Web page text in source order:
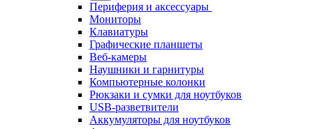
Периферия и аксессуары
Мониторы
Клавиатуры
Графические планшеты
Веб-камеры
Наушники и гарнитуры
Компьютерные колонки
Рюкзаки и сумки для ноутбуков
USB-разветвители
Аккумуляторы для ноутбуков